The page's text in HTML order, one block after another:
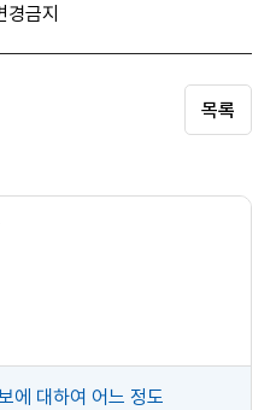
금지
목록
에 대하여 어느 정도